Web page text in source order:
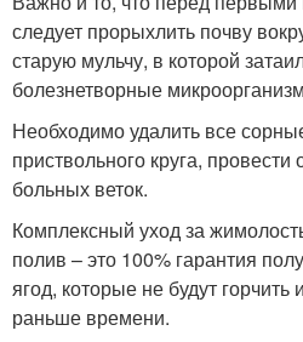
следует прорыхлить почву
старую мульчу, в которой
болезнетворные
Необходимо удалить все
приствольного круга,
больных веток.
Комплексный уход за
полив – это 100% гарантия
ягод, которые не будут горчить
раньше времени.